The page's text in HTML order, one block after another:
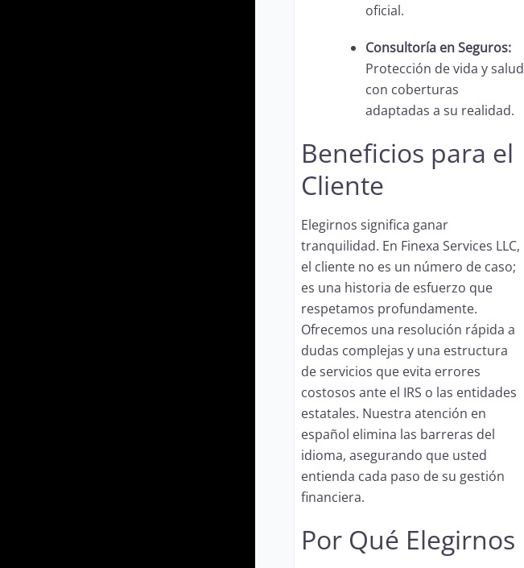
oficial.
Consultoría en Seguros:
Protección de vida y salud
con coberturas
adaptadas a su realidad.
Beneficios para el
Cliente
Elegirnos significa ganar
tranquilidad. En Finexa Services LLC,
el cliente no es un número de caso;
es una historia de esfuerzo que
respetamos profundamente.
Ofrecemos una resolución rápida a
dudas complejas y una estructura
de servicios que evita errores
costosos ante el IRS o las entidades
estatales. Nuestra atención en
español elimina las barreras del
idioma, asegurando que usted
entienda cada paso de su gestión
financiera.
Por Qué Elegirnos